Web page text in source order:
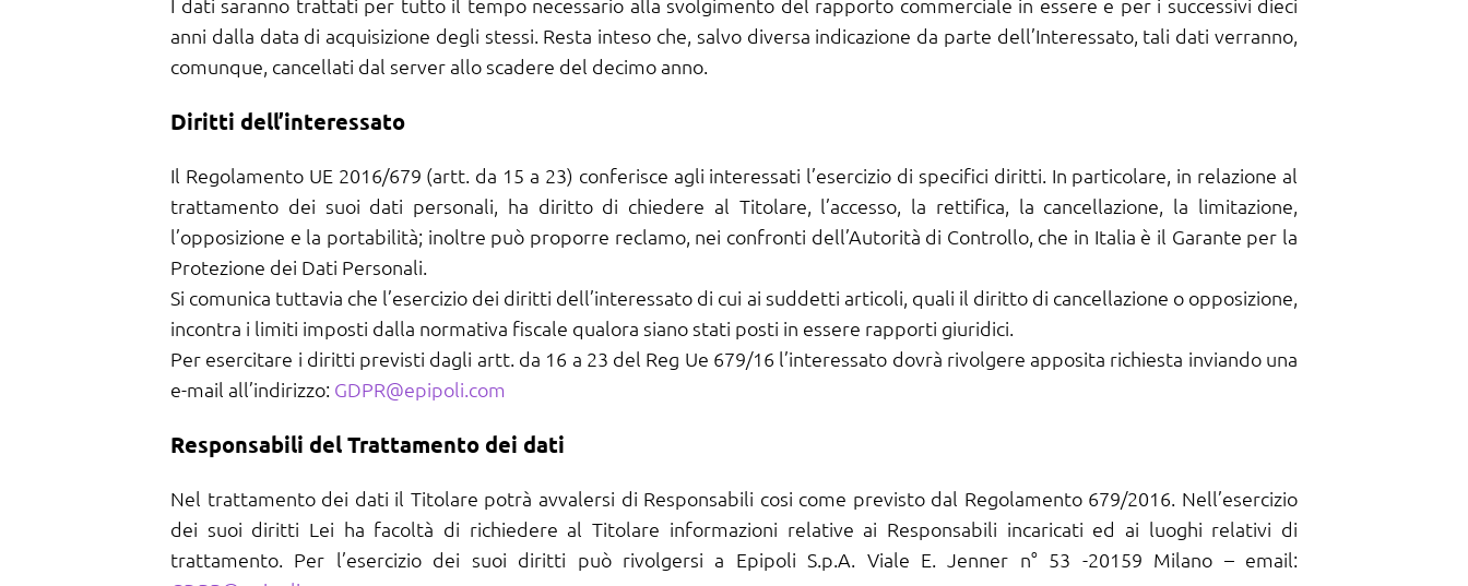
anni dalla data di acquisizione degli stessi. Resta inteso che, salvo diversa indicazione da parte dell’Interessato, tali dati verranno,
comunque, cancellati dal server allo scadere del decimo anno.
Diritti dell’interessato
Il Regolamento UE 2016/679 (artt. da 15 a 23) conferisce agli interessati l’esercizio di specifici diritti. In particolare, in relazione al
trattamento dei suoi dati personali, ha diritto di chiedere al Titolare, l’accesso, la rettifica, la cancellazione, la limitazione,
l’opposizione e la portabilità; inoltre può proporre reclamo, nei confronti dell’Autorità di Controllo, che in Italia è il Garante per la
Protezione dei Dati Personali.
Si comunica tuttavia che l’esercizio dei diritti dell’interessato di cui ai suddetti articoli, quali il diritto di cancellazione o opposizione,
incontra i limiti imposti dalla normativa fiscale qualora siano stati posti in essere rapporti giuridici.
Per esercitare i diritti previsti dagli artt. da 16 a 23 del Reg Ue 679/16 l’interessato dovrà rivolgere apposita richiesta inviando una
e-mail all’indirizzo: GDPR@epipoli.com
Responsabili del Trattamento dei dati
Nel trattamento dei dati il Titolare potrà avvalersi di Responsabili cosi come previsto dal Regolamento 679/2016. Nell’esercizio
dei suoi diritti Lei ha facoltà di richiedere al Titolare informazioni relative ai Responsabili incaricati ed ai luoghi relativi di
trattamento. Per l’esercizio dei suoi diritti può rivolgersi a Epipoli S.p.A. Viale E. Jenner n° 53 -20159 Milano – email: